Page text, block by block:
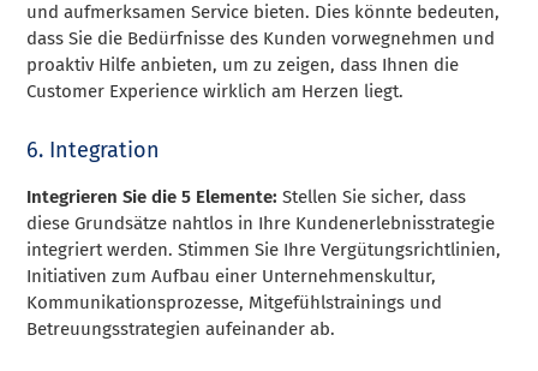
und aufmerksamen Service bieten. Dies könnte bedeuten,
dass Sie die Bedürfnisse des Kunden vorwegnehmen und
proaktiv Hilfe anbieten, um zu zeigen, dass Ihnen die
Customer Experience wirklich am Herzen liegt.
6. Integration
Integrieren Sie die 5 Elemente: Stellen Sie sicher, dass
diese Grundsätze nahtlos in Ihre Kundenerlebnisstrategie
integriert werden. Stimmen Sie Ihre Vergütungsrichtlinien,
Initiativen zum Aufbau einer Unternehmenskultur,
Kommunikationsprozesse, Mitgefühlstrainings und
Betreuungsstrategien aufeinander ab.